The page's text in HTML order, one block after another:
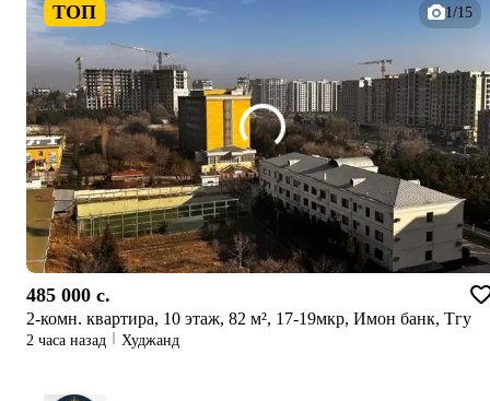
ТОП 1/15
485 000 c.
2-комн. квартира, 10 этаж, 82 м², 17-19мкр, Имон банк, Тгу
2 часа назад Худжанд